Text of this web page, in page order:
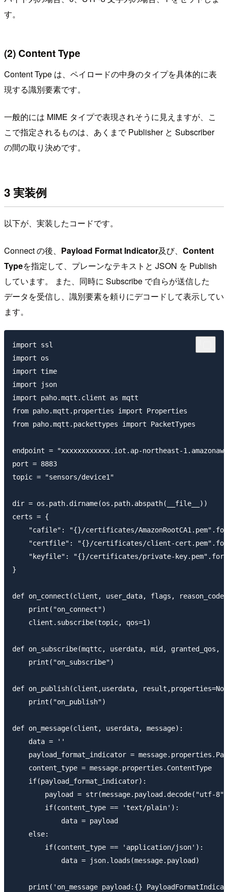
す。
(2) Content Type
Content Type は、ペイロードの中身のタイプを具体的に表
現する識別要素です。
一般的には MIME タイプで表現されそうに見えますが、こ
こで指定されるものは、あくまで Publisher と Subscriber
の間の取り決めです。
3 実装例
以下が、実装したコードです。
Connect の後、 Payload Format Indicator及び、 Content
Typeを指定して、プレーンなテキストと JSON を Publish
しています。 また、同時に Subscribe で自らが送信した
データを受信し、識別要素を頼りにデコードして表示してい
ます。
import ssl
import os
import time
import json
import paho.mqtt.client as mqtt
from paho.mqtt.properties import Properties
from paho.mqtt.packettypes import PacketTypes
endpoint = "xxxxxxxxxxxx.iot.ap-northeast-
port = 8883
topic = "sensors/device1"
dir = os.path.dirname(os.path.abspath(__file__))
certs = {
"cafile": "{}/certificates/
"certfile": "{}/certificates/client-
"keyfile": "{}/certificates/private-
}
def on_connect(client, user_data, flags,
    print("on_connect")
    client.subscribe(topic, qos=1)
def on_subscribe(mqttc, userdata, mid, granted_qos,
    print("on_subscribe")
def on_publish(client,userdata,
    print("on_publish")
def on_message(client, userdata, message):
    data = ''
payload_format_indicator =
    content_type = message.properties.ContentType
    if(payload_format_indicator):
payload = str(message.payload.decode("utf-
        if(content_type == 'text/plain'):
            data = payload
    else:
        if(content_type == 'application/json'):
            data = json.loads(message.payload)
print('on_message payload:{}